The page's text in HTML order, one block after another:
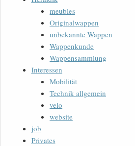
meubles
Originalwappen
unbekannte Wappen
Wappenkunde
Wappensammlung
Interessen
Mobilität
Technik allgemein
velo
website
job
Privates